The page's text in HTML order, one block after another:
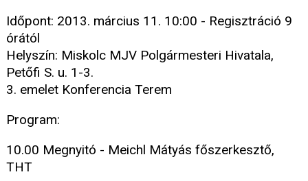
Időpont: 2013. március 11. 10:00 - Regisztráció 9
órától
Helyszín: Miskolc MJV Polgármesteri Hivatala,
Petőfi S. u. 1-3.
3. emelet Konferencia Terem
Program:
10.00 Megnyitó - Meichl Mátyás főszerkesztő,
THT